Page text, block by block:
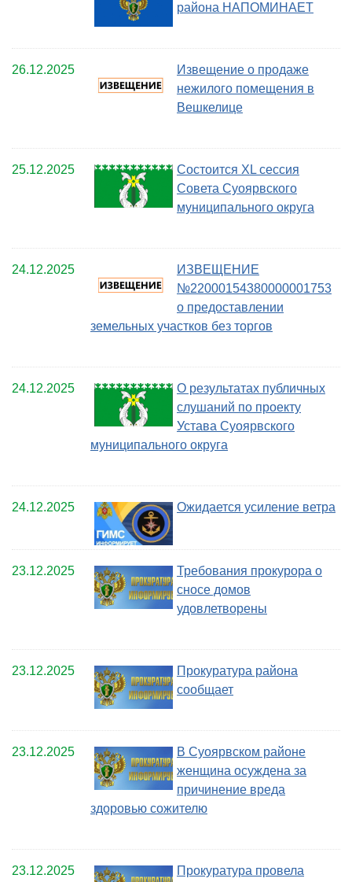
района НАПОМИНАЕТ
26.12.2025
Извещение о продаже
нежилого помещения в
Вешкелице
25.12.2025
Cостоится XL сессия
Совета Суоярвского
муниципального округа
24.12.2025
ИЗВЕЩЕНИЕ
№22000154380000001753
о предоставлении
земельных участков без торгов
24.12.2025
О результатах публичных
слушаний по проекту
Устава Суоярвского
муниципального округа
24.12.2025 Ожидается усиление ветра
23.12.2025
Требования прокурора о
сносе домов
удовлетворены
23.12.2025
Прокуратура района
сообщает
23.12.2025
В Суоярвском районе
женщина осуждена за
причинение вреда
здоровью сожителю
23.12.2025
Прокуратура провела